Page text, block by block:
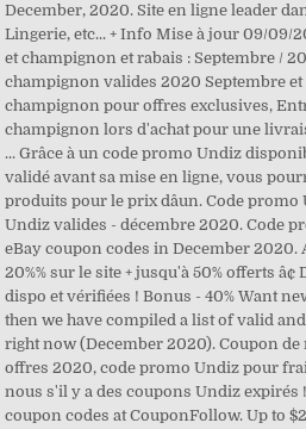
December, 2020. Site en ligne leader
Lingerie, etc... + Info Mise à jour 09/09/
et champignon et rabais : Septembre /
champignon valides 2020 Septembre
champignon pour offres exclusives,
champignon lors d'achat pour une
... Grâce à un code promo Undiz
validé avant sa mise en ligne, vous
produits pour le prix dâun. Code
Undiz valides - décembre 2020. Code
eBay coupon codes in December 2020.
20%% sur le site + jusqu'à 50% offerts
dispo et vérifiées ! Bonus - 40% Want
then we have compiled a list of valid
right now (December 2020). Coupon
offres 2020, code promo Undiz pour
nous s'il y a des coupons Undiz expirés
coupon codes at CouponFollow. Up to